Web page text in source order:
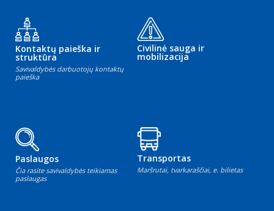
Kontaktų paieška ir
struktūra
Savivaldybės darbuotojų kontaktų
paieška
Civilinė sauga ir
mobilizacija
Paslaugos
Čia rasite savivaldybės teikiamas
paslaugas
Transportas
Maršrutai, tvarkaraščiai, e. bilietas